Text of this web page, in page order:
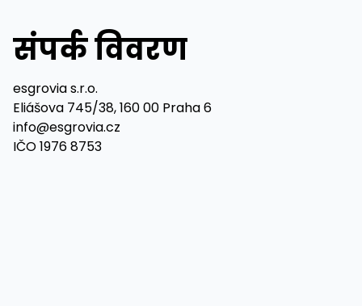
संपर्क विवरण
esgrovia s.r.o.
Eliášova 745/38, 160 00 Praha 6
info@esgrovia.cz
IČO 1976 8753